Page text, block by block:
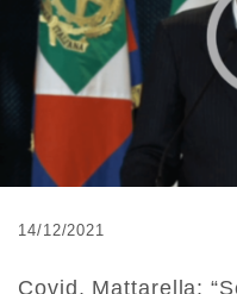
14/12/2021
Covid, Mattarella: